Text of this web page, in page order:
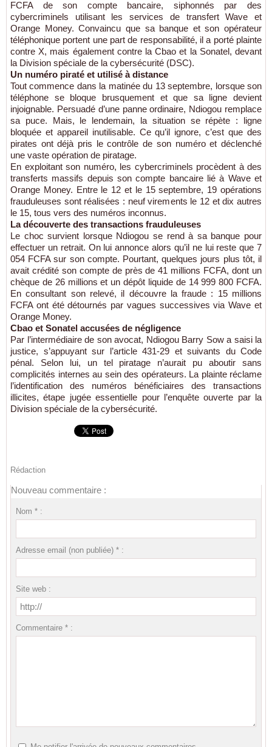
FCFA de son compte bancaire, siphonnés par des
cybercriminels utilisant les services de transfert Wave et
Orange Money. Convaincu que sa banque et son opérateur
téléphonique portent une part de responsabilité, il a porté plainte
contre X, mais également contre la Cbao et la Sonatel, devant
la Division spéciale de la cybersécurité (DSC).
Un numéro piraté et utilisé à distance
Tout commence dans la matinée du 13 septembre, lorsque son
téléphone se bloque brusquement et que sa ligne devient
injoignable. Persuadé d’une panne ordinaire, Ndiogou remplace
sa puce. Mais, le lendemain, la situation se répète : ligne
bloquée et appareil inutilisable. Ce qu’il ignore, c’est que des
pirates ont déjà pris le contrôle de son numéro et déclenché
une vaste opération de piratage.
En exploitant son numéro, les cybercriminels procèdent à des
transferts massifs depuis son compte bancaire lié à Wave et
Orange Money. Entre le 12 et le 15 septembre, 19 opérations
frauduleuses sont réalisées : neuf virements le 12 et dix autres
le 15, tous vers des numéros inconnus.
La découverte des transactions frauduleuses
Le choc survient lorsque Ndiogou se rend à sa banque pour
effectuer un retrait. On lui annonce alors qu’il ne lui reste que 7
054 FCFA sur son compte. Pourtant, quelques jours plus tôt, il
avait crédité son compte de près de 41 millions FCFA, dont un
chèque de 26 millions et un dépôt liquide de 14 999 800 FCFA.
En consultant son relevé, il découvre la fraude : 15 millions
FCFA ont été détournés par vagues successives via Wave et
Orange Money.
Cbao et Sonatel accusées de négligence
Par l’intermédiaire de son avocat, Ndiogou Barry Sow a saisi la
justice, s’appuyant sur l’article 431-29 et suivants du Code
pénal. Selon lui, un tel piratage n’aurait pu aboutir sans
complicités internes au sein des opérateurs. La plainte réclame
l’identification des numéros bénéficiaires des transactions
illicites, étape jugée essentielle pour l’enquête ouverte par la
Division spéciale de la cybersécurité.
Rédaction
Nouveau commentaire :
Nom * :
Adresse email (non publiée) * :
Site web :
Commentaire * :